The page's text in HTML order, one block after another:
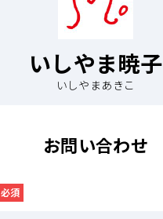
いしやま暁子
いしやまあきこ
お問い合わせ
必須